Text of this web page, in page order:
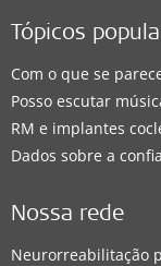
Tópicos
Com o que se
Posso escutar
RM e implantes
Dados sobre a
Nossa rede
Neurorreabilitação